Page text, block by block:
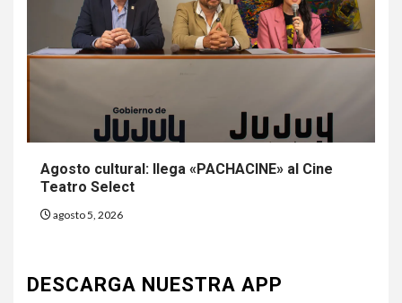
Agosto cultural: llega «PACHACINE» al Cine
Teatro Select
agosto 5, 2026
DESCARGA NUESTRA APP